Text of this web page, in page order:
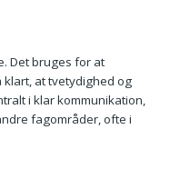
Det bruges for at
at tvetydighed og
i klar kommunikation,
fagområder, ofte i